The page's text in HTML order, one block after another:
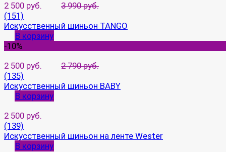
2 500 руб.
3 990 руб.
(151)
Искусственный шиньон TANGO
В корзину
-10%
2 500 руб.
2 790 руб.
(135)
Искусственный шиньон BABY
В корзину
2 500 руб.
(139)
Искусственный шиньон на ленте Wester
В корзину